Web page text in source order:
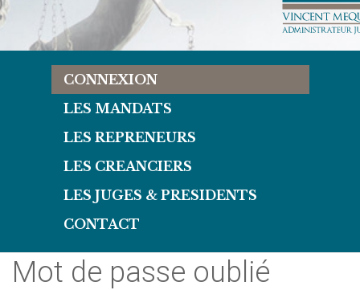
CONNEXION
LES MANDATS
LES REPRENEURS
LES CREANCIERS
LES JUGES & PRESIDENTS
CONTACT
Mot de passe oublié